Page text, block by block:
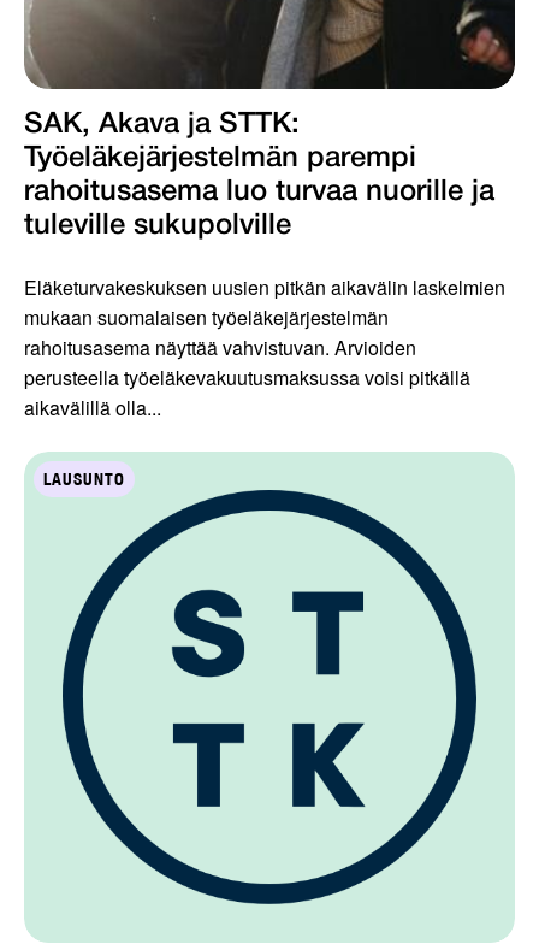
SAK, Akava ja STTK:
Työeläkejärjestelmän parempi
rahoitusasema luo turvaa nuorille ja
tuleville sukupolville
Eläketurvakeskuksen uusien pitkän aikavälin laskelmien
mukaan suomalaisen työeläkejärjestelmän
rahoitusasema näyttää vahvistuvan. Arvioiden
perusteella työeläkevakuutusmaksussa voisi pitkällä
aikavälillä olla...
LAUSUNTO